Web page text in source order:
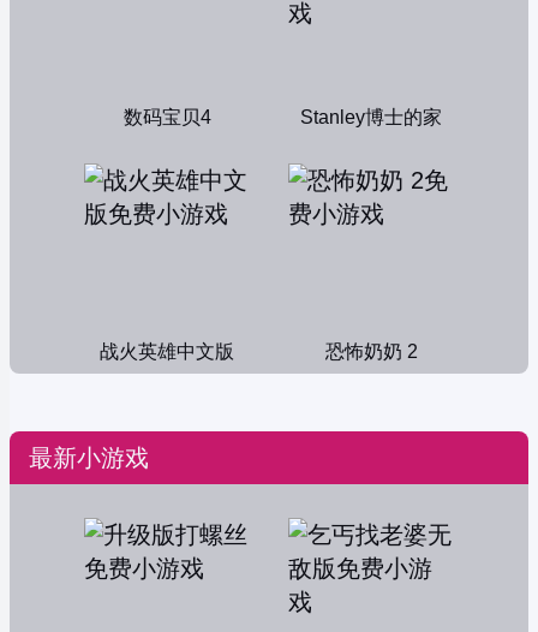
数码宝贝4 Stanley博士的家
战火英雄中文版 恐怖奶奶 2
最新小游戏